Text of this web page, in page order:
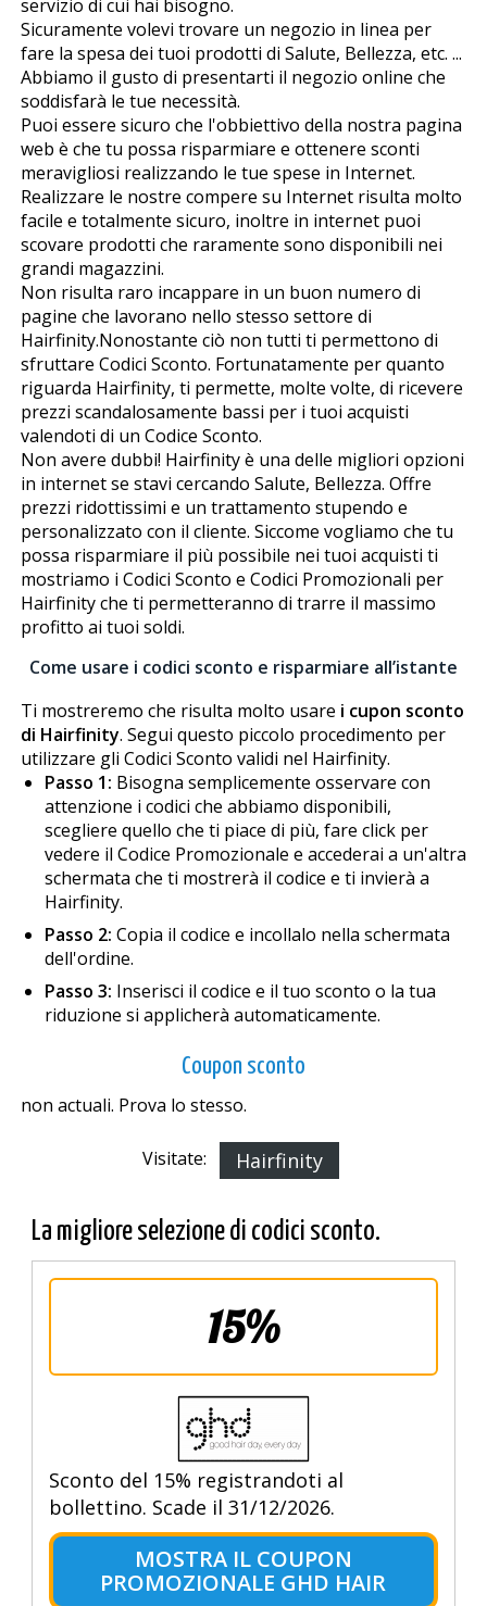
servizio di cui hai bisogno.
Sicuramente volevi trovare un negozio in linea per
fare la spesa dei tuoi prodotti di Salute, Bellezza, etc. ...
Abbiamo il gusto di presentarti il negozio online che
soddisfarà le tue necessità.
Puoi essere sicuro che l'obbiettivo della nostra pagina
web è che tu possa risparmiare e ottenere sconti
meravigliosi realizzando le tue spese in Internet.
Realizzare le nostre compere su Internet risulta molto
facile e totalmente sicuro, inoltre in internet puoi
scovare prodotti che raramente sono disponibili nei
grandi magazzini.
Non risulta raro incappare in un buon numero di
pagine che lavorano nello stesso settore di
Hairfinity.Nonostante ciò non tutti ti permettono di
sfruttare Codici Sconto. Fortunatamente per quanto
riguarda Hairfinity, ti permette, molte volte, di ricevere
prezzi scandalosamente bassi per i tuoi acquisti
valendoti di un Codice Sconto.
Non avere dubbi! Hairfinity è una delle migliori opzioni
in internet se stavi cercando Salute, Bellezza. Offre
prezzi ridottissimi e un trattamento stupendo e
personalizzato con il cliente. Siccome vogliamo che tu
possa risparmiare il più possibile nei tuoi acquisti ti
mostriamo i Codici Sconto e Codici Promozionali per
Hairfinity che ti permetteranno di trarre il massimo
profitto ai tuoi soldi.
Come usare i codici sconto e risparmiare all’istante
Ti mostreremo che risulta molto usare i cupon sconto
di Hairfinity. Segui questo piccolo procedimento per
utilizzare gli Codici Sconto validi nel Hairfinity.
Passo 1: Bisogna semplicemente osservare con
attenzione i codici che abbiamo disponibili,
scegliere quello che ti piace di più, fare click per
vedere il Codice Promozionale e accederai a un'altra
schermata che ti mostrerà il codice e ti invierà a
Hairfinity.
Passo 2: Copia il codice e incollalo nella schermata
dell'ordine.
Passo 3: Inserisci il codice e il tuo sconto o la tua
riduzione si applicherà automaticamente.
Coupon sconto
non actuali. Prova lo stesso.
Visitate: Hairfinity
La migliore selezione di codici sconto.
15%
Sconto del 15% registrandoti al
bollettino. Scade il 31/12/2026.
MOSTRA IL COUPON
PROMOZIONALE GHD HAIR